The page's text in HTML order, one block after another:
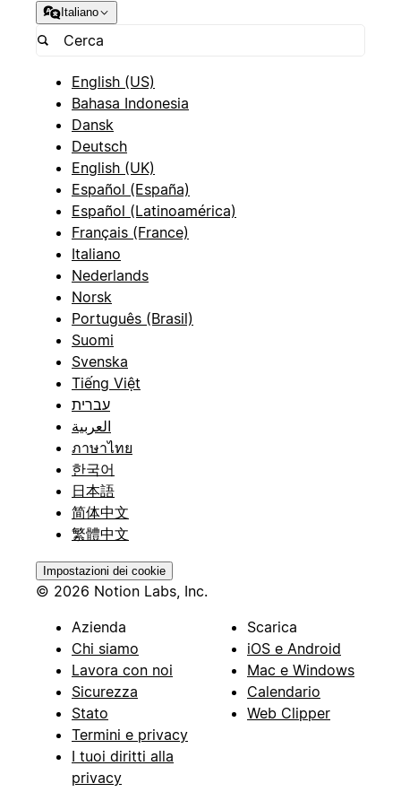
Italiano
English (US)
Bahasa Indonesia
Dansk
Deutsch
English (UK)
Español (España)
Español (Latinoamérica)
Français (France)
Italiano
Nederlands
Norsk
Português (Brasil)
Suomi
Svenska
Tiếng Việt
עברית
العربية
ภาษาไทย
한국어
日本語
简体中文
繁體中文
Impostazioni dei cookie
© 2026 Notion Labs, Inc.
Azienda
Chi siamo
Lavora con noi
Sicurezza
Stato
Termini e privacy
I tuoi diritti alla
privacy
Scarica
iOS e Android
Mac e Windows
Calendario
Web Clipper